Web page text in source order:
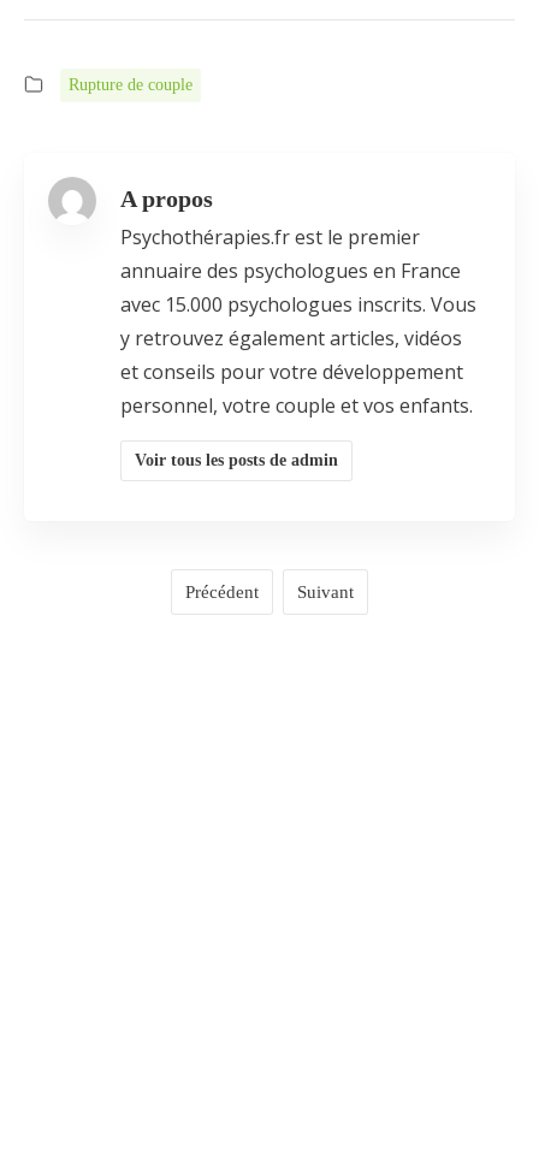
Rupture de couple
A propos
Psychothérapies.fr est le premier
annuaire des psychologues en France
avec 15.000 psychologues inscrits. Vous
y retrouvez également articles, vidéos
et conseils pour votre développement
personnel, votre couple et vos enfants.
Voir tous les posts de admin
Précédent Suivant